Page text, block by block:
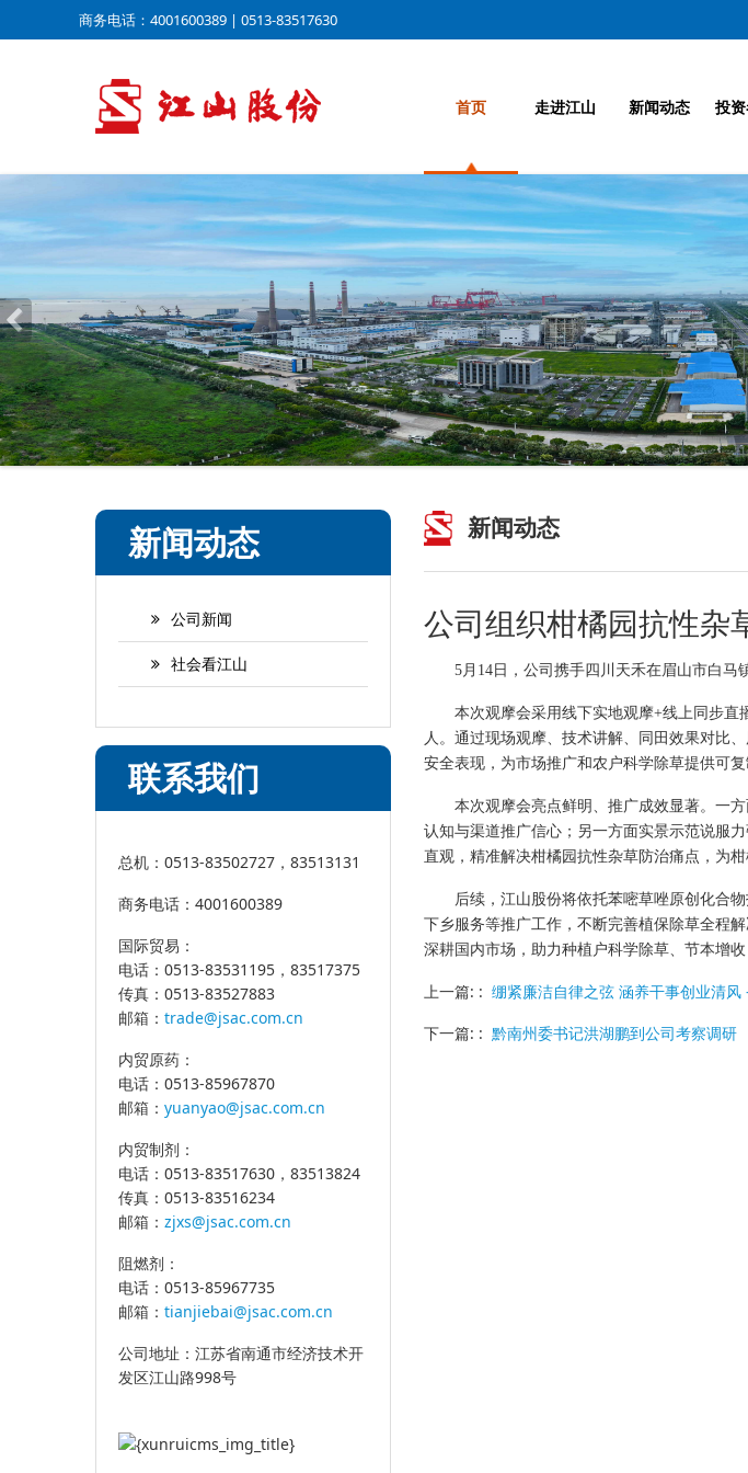
商务电话：4001600389 | 0513-83517630
首页 走进江山 新闻动态 投
新闻动态
公司新闻
社会看江山
联系我们
总机：0513-83502727，83513131
商务电话：4001600389
国际贸易：
电话：0513-83531195，83517375
传真：0513-83527883
邮箱： trade@jsac.com.cn
内贸原药：
电话：0513-85967870
邮箱： yuanyao@jsac.com.cn
内贸制剂：
电话：0513-83517630，83513824
传真：0513-83516234
邮箱： zjxs@jsac.com.cn
阻燃剂：
电话：0513-85967735
邮箱： tianjiebai@jsac.com.cn
公司地址：江苏省南通市经济技术开
发区江山路998号
新闻动态
公司组织柑橘园抗性杂
5月14日，公司携手四川天禾在眉山市白
本次观摩会采用线下实地观摩+线上同步直
人。通过现场观摩、技术讲解、同田效果对比
安全表现，为市场推广和农户科学除草提供可复
本次观摩会亮点鲜明、推广成效显著。一
认知与渠道推广信心；另一方面实景示范说服
直观，精准解决柑橘园抗性杂草防治痛点，为
后续，江山股份将依托苯嘧草唑原创化合
下乡服务等推广工作，不断完善植保除草全程
深耕国内市场，助力种植户科学除草、节本增
上一篇: : 绷紧廉洁自律之弦 涵养干事创业清
下一篇: : 黔南州委书记洪湖鹏到公司考察调研